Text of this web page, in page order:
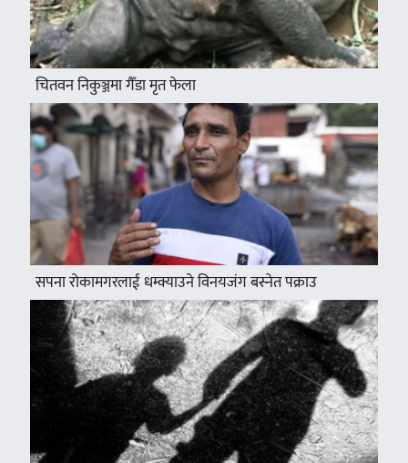
चितवन निकुञ्जमा गैँडा मृत फेला
सपना रोकामगरलाई धम्क्याउने विनयजंग बस्नेत पक्राउ